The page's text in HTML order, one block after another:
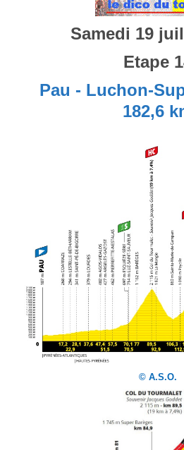
Samedi 19
Etape
Pau - Luchon-
182,6
© A.S.O.